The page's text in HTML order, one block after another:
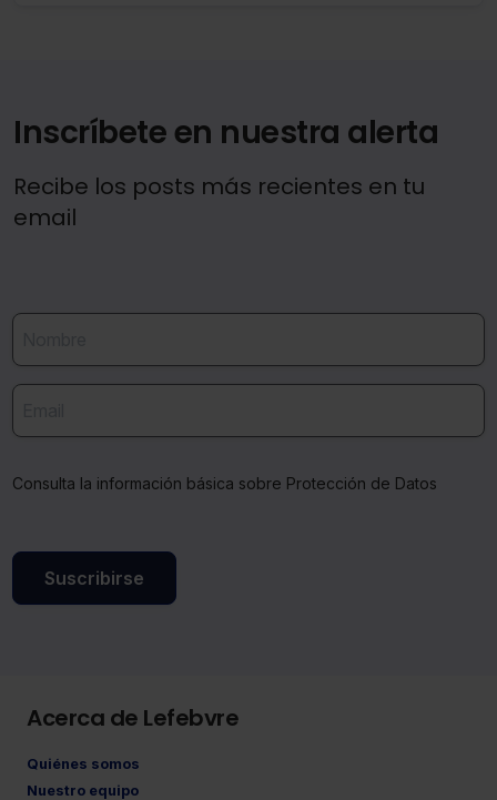
Inscríbete en nuestra alerta
Recibe los posts más recientes en tu
email
Consulta la información básica sobre Protección de Datos
Suscribirse
Acerca de Lefebvre
Quiénes somos
Nuestro equipo